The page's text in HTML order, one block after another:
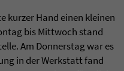
kurzer Hand einen kleinen
bis Mittwoch stand
Am Donnerstag war es
in der Werkstatt fand